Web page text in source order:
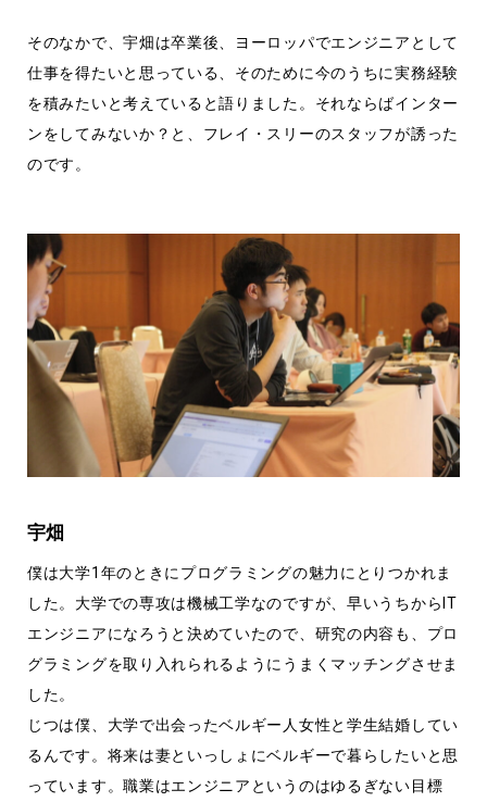
そのなかで、宇畑は卒業後、ヨーロッパでエンジニアとして
仕事を得たいと思っている、そのために今のうちに実務経験
を積みたいと考えていると語りました。それならばインター
ンをしてみないか？と、フレイ・スリーのスタッフが誘った
のです。
宇畑
僕は大学1年のときにプログラミングの魅力にとりつかれま
した。大学での専攻は機械工学なのですが、早いうちからIT
エンジニアになろうと決めていたので、研究の内容も、プロ
グラミングを取り入れられるようにうまくマッチングさせま
した。
じつは僕、大学で出会ったベルギー人女性と学生結婚してい
るんです。将来は妻といっしょにベルギーで暮らしたいと思
っています。職業はエンジニアというのはゆるぎない目標